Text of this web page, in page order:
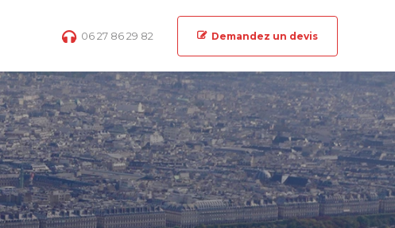
06 27 86 29 82 Demandez un devis